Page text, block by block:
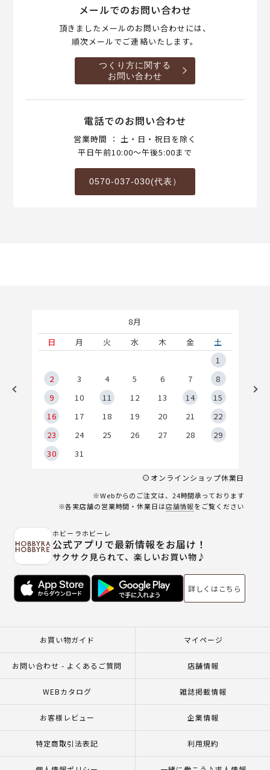
メールでのお問い合わせ
頂きましたメールのお問い合わせには、
順次メールでご連絡いたします。
つくり方に関する
お問い合わせ
電話でのお問い合わせ
営業時間 ： 土・日・祝日を除く
平日午前10:00～午後5:00まで
0570-037-030(代表）
8月
日
月 火 水 木 金
土
1
2
3 4 5 6 7
8
9
10 11 12 13 14
15
16
17 18 19 20 21
22
23
24 25 26 27 28
29
30
31
オンラインショップ休業日
※Webからのご注文は、24時間承っております
※各実店舗の営業時間・休業日は店舗情報をご覧ください
ホビーラホビーレ
公式アプリで最新情報をお届け！
サクサク見られて、楽しいお買い物♪
詳しくはこちら
お買い物ガイド マイページ
お問い合わせ - よくあるご質問 店舗情報
WEBカタログ 雑誌掲載情報
お客様レビュー 企業情報
特定商取引法表記 利用規約